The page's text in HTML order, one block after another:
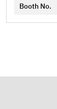
Booth No.